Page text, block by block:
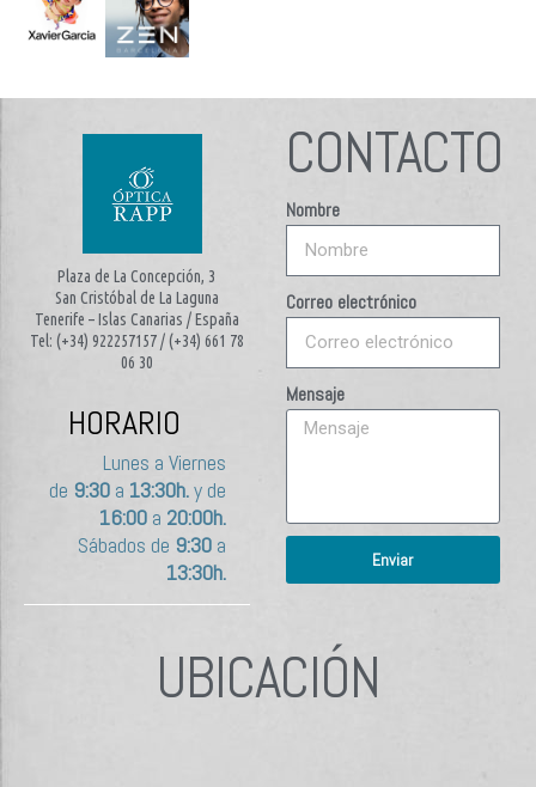
Plaza de La Concepción, 3
San Cristóbal de La Laguna
Tenerife – Islas Canarias / España
Tel: (+34) 922257157 / (+34) 661 78
06 30
HORARIO
Lunes a Viernes
de 9:30a 13:30h.y de
16:00a 20:00h.
Sábados de 9:30a
13:30h.
CONTACTO
Nombre
Correo electrónico
Mensaje
Enviar
UBICACIÓN